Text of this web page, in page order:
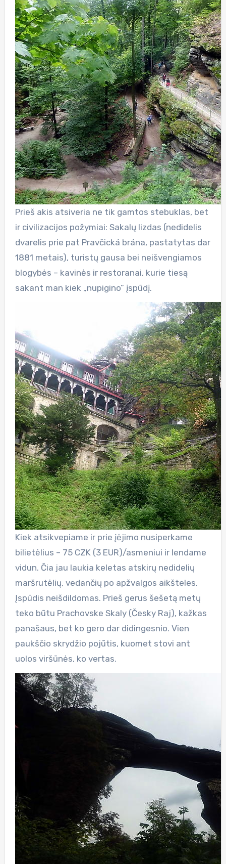
Prieš akis atsiveria ne tik gamtos stebuklas, bet
ir civilizacijos požymiai: Sakalų lizdas (nedidelis
dvarelis prie pat Pravčická brána, pastatytas dar
1881 metais), turistų gausa bei neišvengiamos
blogybės – kavinės ir restoranai, kurie tiesą
sakant man kiek „nupigino” įspūdį.
Kiek atsikvepiame ir prie įėjimo nusiperkame
bilietėlius – 75 CZK (3 EUR)/asmeniui ir lendame
vidun. Čia jau laukia keletas atskirų nedidelių
maršrutėlių, vedančių po apžvalgos aikšteles.
Įspūdis neišdildomas. Prieš gerus šešetą metų
teko būtu Prachovske Skaly (Česky Raj), kažkas
panašaus, bet ko gero dar didingesnio. Vien
paukščio skrydžio pojūtis, kuomet stovi ant
uolos viršūnės, ko vertas.